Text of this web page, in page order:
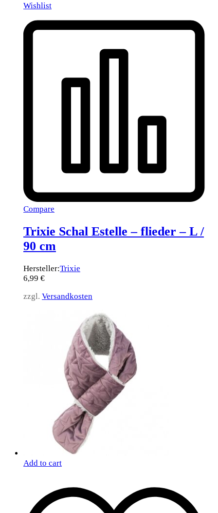
Wishlist
Compare
Trixie Schal Estelle – flieder – L /
90 cm
Hersteller:Trixie
6,99 €
zzgl. Versandkosten
Add to cart